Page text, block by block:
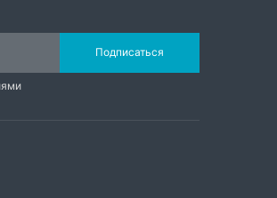
Подписаться